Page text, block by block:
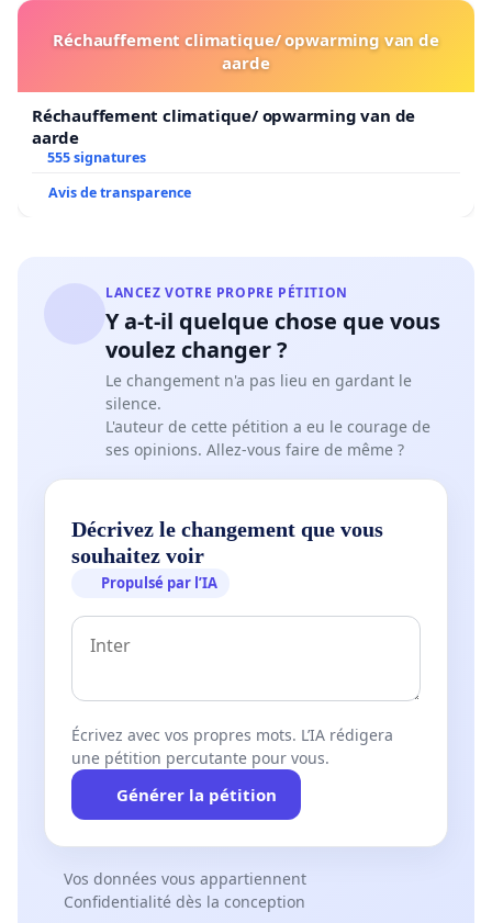
Réchauffement climatique/ opwarming van de
aarde
Réchauffement climatique/ opwarming van de
aarde
555 signatures
Avis de transparence
LANCEZ VOTRE PROPRE PÉTITION
Y a-t-il quelque chose que vous
voulez changer ?
Le changement n'a pas lieu en gardant le
silence.
L'auteur de cette pétition a eu le courage de
ses opinions. Allez-vous faire de même ?
Décrivez le changement que vous
souhaitez voir
Propulsé par l’IA
Écrivez avec vos propres mots. L’IA rédigera
une pétition percutante pour vous.
Générer la pétition
Vos données vous appartiennent
Confidentialité dès la conception